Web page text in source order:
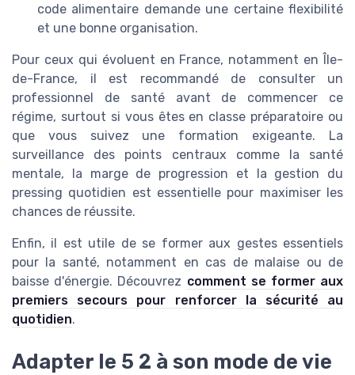
code alimentaire demande une certaine flexibilité
et une bonne organisation.
Pour ceux qui évoluent en France, notamment en Île-
de-France, il est recommandé de consulter un
professionnel de santé avant de commencer ce
régime, surtout si vous êtes en classe préparatoire ou
que vous suivez une formation exigeante. La
surveillance des points centraux comme la santé
mentale, la marge de progression et la gestion du
pressing quotidien est essentielle pour maximiser les
chances de réussite.
Enfin, il est utile de se former aux gestes essentiels
pour la santé, notamment en cas de malaise ou de
baisse d'énergie. Découvrez comment se former aux
premiers secours pour renforcer la sécurité au
quotidien.
Adapter le 5 2 à son mode de vie